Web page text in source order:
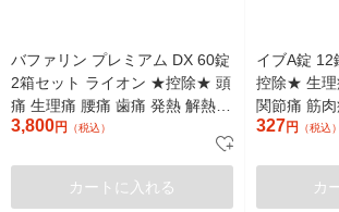
バファリン プレミアム DX 60錠
2箱セット ライオン ★控除★ 頭
痛 生理痛 腰痛 歯痛 発熱 解熱鎮
痛薬【指定第2類医薬品】
3,800円 （税込）
カートに入れる
イブA錠
控除★ 生理
関節痛 筋肉
り痛【指定
327円 （税込）
カ